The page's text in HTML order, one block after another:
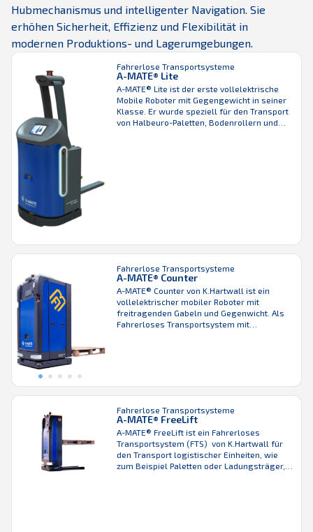
Hubmechanismus und intelligenter Navigation. Sie
erhöhen Sicherheit, Effizienz und Flexibilität in
modernen Produktions- und Lagerumgebungen.
Fahrerlose Transportsysteme
A-MATE® Lite
A-MATE® Lite ist der erste vollelektrische
Mobile Roboter mit Gegengewicht in seiner
Klasse. Er wurde speziell für den Transport
von Halbeuro-Paletten, Bodenrollern und
Fahrerlose Transportsysteme
A-MATE® Counter
A-MATE® Counter von K.Hartwall ist ein
vollelektrischer mobiler Roboter mit
freitragenden Gabeln und Gegenwicht. Als
Fahrerloses Transportsystem mit
kann ...
Fahrerlose Transportsysteme
A-MATE® FreeLift
A-MATE® FreeLift ist ein Fahrerloses
Transportsystem (FTS) von K.Hartwall für
den Transport logistischer Einheiten, wie
zum Beispiel Paletten oder Ladungsträger,